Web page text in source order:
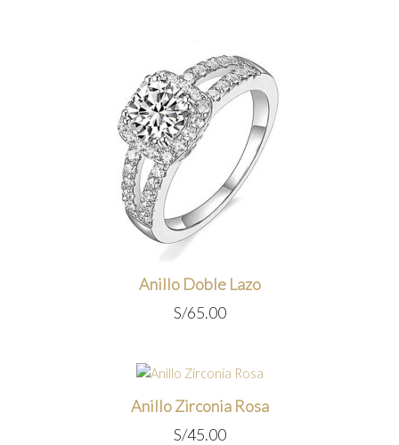
Anillo Doble Lazo
S/65.00
Anillo Zirconia Rosa
S/45.00